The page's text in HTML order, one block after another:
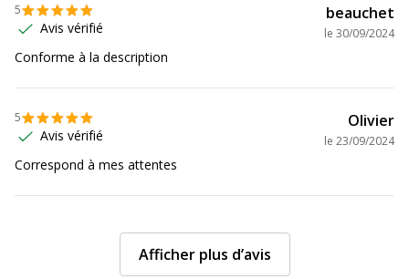
Marque
Référence produit fabricant
5
Avis vérifié
beauchet
le 30/09/2024
Conforme à la description
5
Avis vérifié
Olivier
le 23/09/2024
Correspond à mes attentes
Afficher plus d’avis